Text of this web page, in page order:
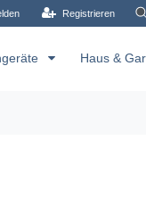
Registrieren
Haus &